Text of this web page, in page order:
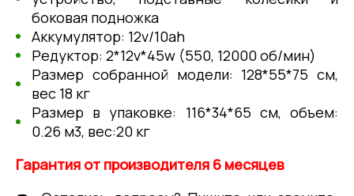
боковая подножка
Аккумулятор: 12v/10ah
Редуктор: 2*12v*45w (550, 12000 об/мин)
Размер собранной модели: 128*55*75 см,
вес 18 кг
Размер в упаковке: 116*34*65 см, объем:
0.26 м3, вес:20 кг
Гарантия от производителя 6 месяцев